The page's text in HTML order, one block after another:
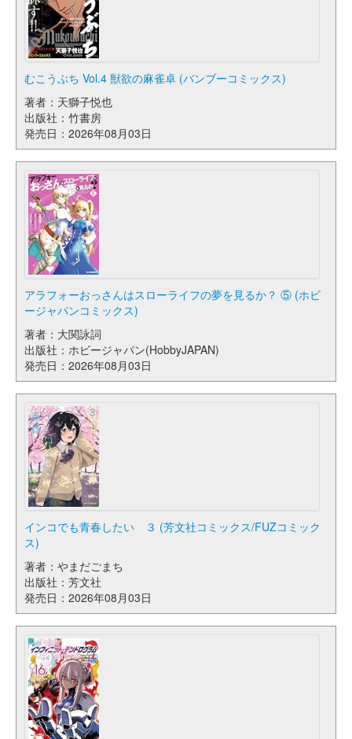
むこうぶち Vol.4 獣欲の麻雀卓 (バンブーコミックス)
著者：天獅子悦也
出版社：竹書房
発売日：2026年08月03日
アラフォーおっさんはスローライフの夢を見るか？ ⑤ (ホビ
ージャパンコミックス)
著者：大関詠詞
出版社：ホビージャパン(HobbyJAPAN)
発売日：2026年08月03日
インコでも青春したい ３ (芳文社コミックス/FUZコミック
ス)
著者：やまだごまち
出版社：芳文社
発売日：2026年08月03日